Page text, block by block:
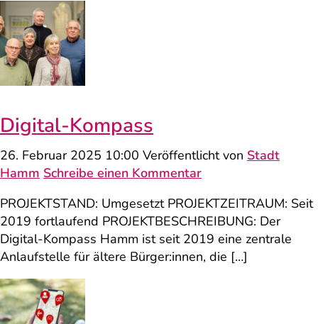
Digital-Kompass
26. Februar 2025 10:00 Veröffentlicht von Stadt
Hamm Schreibe einen Kommentar
PROJEKTSTAND: Umgesetzt PROJEKTZEITRAUM: Seit
2019 fortlaufend PROJEKTBESCHREIBUNG: Der
Digital-Kompass Hamm ist seit 2019 eine zentrale
Anlaufstelle für ältere Bürger:innen, die […]